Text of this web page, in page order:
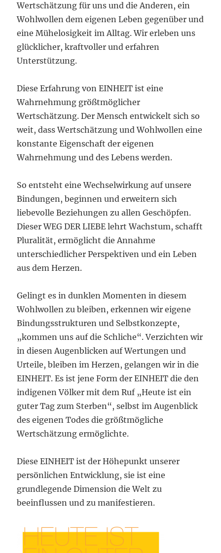
Wertschätzung für uns und die Anderen, ein
Wohlwollen dem eigenen Leben gegenüber und
eine Mühelosigkeit im Alltag. Wir erleben uns
glücklicher, kraftvoller und erfahren
Unterstützung.
Diese Erfahrung von EINHEIT ist eine
Wahrnehmung größtmöglicher
Wertschätzung. Der Mensch entwickelt sich so
weit, dass Wertschätzung und Wohlwollen eine
konstante Eigenschaft der eigenen
Wahrnehmung und des Lebens werden.
So entsteht eine Wechselwirkung auf unsere
Bindungen, beginnen und erweitern sich
liebevolle Beziehungen zu allen Geschöpfen.
Dieser WEG DER LIEBE lehrt Wachstum, schafft
Pluralität, ermöglicht die Annahme
unterschiedlicher Perspektiven und ein Leben
aus dem Herzen.
Gelingt es in dunklen Momenten in diesem
Wohlwollen zu bleiben, erkennen wir eigene
Bindungsstrukturen und Selbstkonzepte,
„kommen uns auf die Schliche“. Verzichten wir
in diesen Augenblicken auf Wertungen und
Urteile, bleiben im Herzen, gelangen wir in die
EINHEIT. Es ist jene Form der EINHEIT die den
indigenen Völker mit dem Ruf „Heute ist ein
guter Tag zum Sterben“, selbst im Augenblick
des eigenen Todes die größtmögliche
Wertschätzung ermöglichte.
Diese EINHEIT ist der Höhepunkt unserer
persönlichen Entwicklung, sie ist eine
grundlegende Dimension die Welt zu
beeinflussen und zu manifestieren.